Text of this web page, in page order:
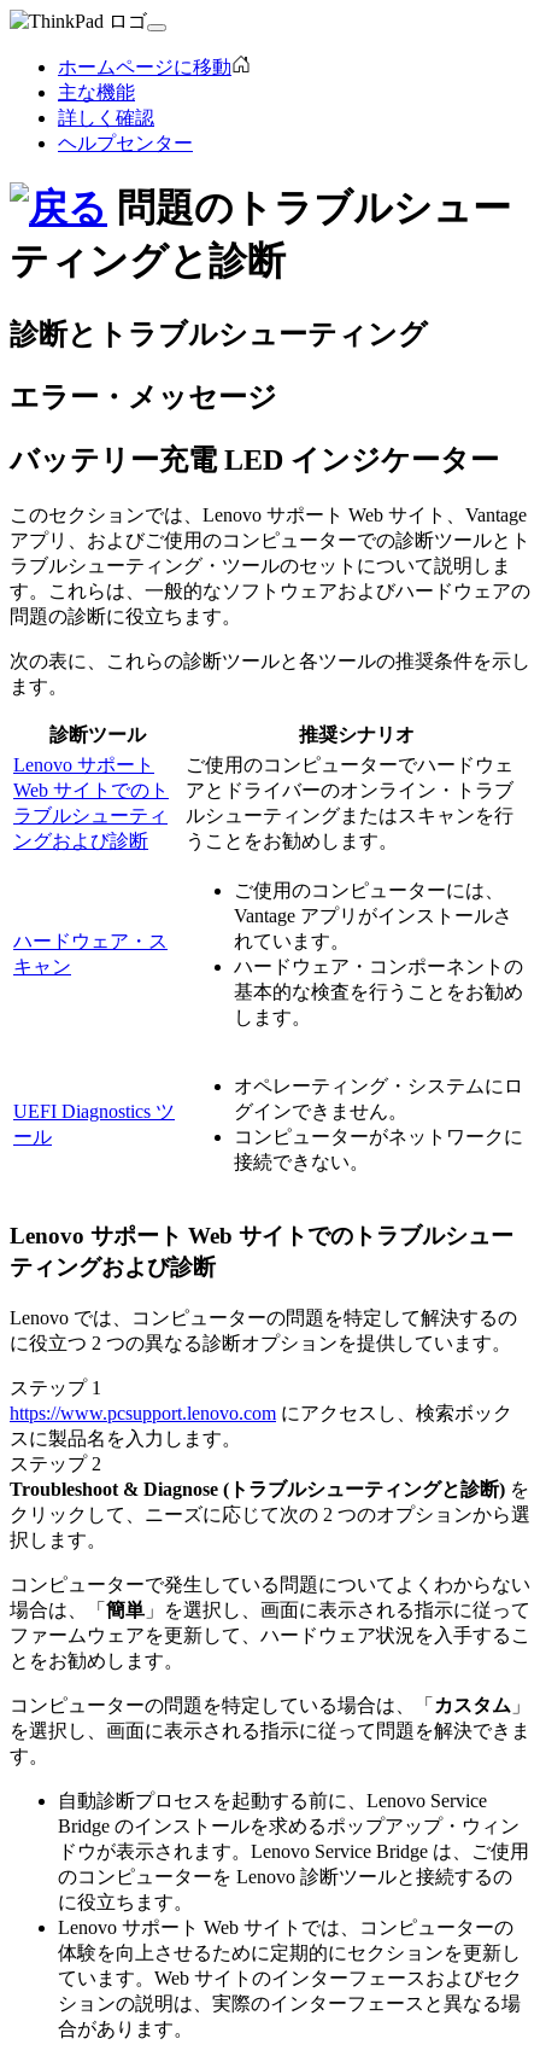
ホームページに移動
主な機能
詳しく確認
ヘルプセンター
問題のトラブルシュー
ティングと診断
診断とトラブルシューティング
エラー・メッセージ
バッテリー充電 LED インジケーター
このセクションでは、Lenovo サポート Web サイト、Vantage
アプリ、およびご使用のコンピューターでの診断ツールとト
ラブルシューティング・ツールのセットについて説明しま
す。これらは、一般的なソフトウェアおよびハードウェアの
問題の診断に役立ちます。
次の表に、これらの診断ツールと各ツールの推奨条件を示し
ます。
診断ツール
推奨シナリオ
Lenovo サポート
Web サイトでのト
ラブルシューティ
ングおよび診断
ご使用のコンピューターでハードウェ
アとドライバーのオンライン・トラブ
ルシューティングまたはスキャンを行
うことをお勧めします。
ハードウェア・ス
キャン
ご使用のコンピューターには、
Vantage アプリがインストールさ
れています。
ハードウェア・コンポーネントの
基本的な検査を行うことをお勧め
します。
UEFI Diagnostics ツ
ール
オペレーティング・システムにロ
グインできません。
コンピューターがネットワークに
接続できない。
Lenovo サポート Web サイトでのトラブルシュー
ティングおよび診断
Lenovo では、コンピューターの問題を特定して解決するの
に役立つ 2 つの異なる診断オプションを提供しています。
ステップ 1
https://www.pcsupport.lenovo.com にアクセスし、検索ボック
スに製品名を入力します。
ステップ 2
Troubleshoot & Diagnose (トラブルシューティングと診断) を
クリックして、ニーズに応じて次の 2 つのオプションから選
択します。
コンピューターで発生している問題についてよくわからない
場合は、「 簡単 」を選択し、画面に表示される指示に従って
ファームウェアを更新して、ハードウェア状況を入手するこ
とをお勧めします。
コンピューターの問題を特定している場合は、「 カスタム 」
を選択し、画面に表示される指示に従って問題を解決できま
す。
自動診断プロセスを起動する前に、Lenovo Service
Bridge のインストールを求めるポップアップ・ウィン
ドウが表示されます。Lenovo Service Bridge は、ご使用
のコンピューターを Lenovo 診断ツールと接続するの
に役立ちます。
Lenovo サポート Web サイトでは、コンピューターの
体験を向上させるために定期的にセクションを更新し
ています。Web サイトのインターフェースおよびセク
ションの説明は、実際のインターフェースと異なる場
合があります。